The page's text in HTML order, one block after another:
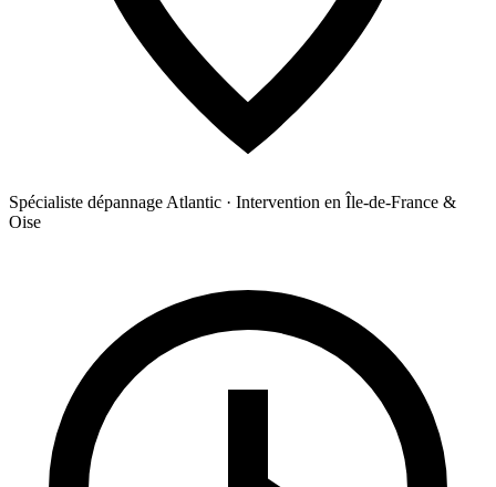
Spécialiste dépannage Atlantic · Intervention en Île-de-France &
Oise